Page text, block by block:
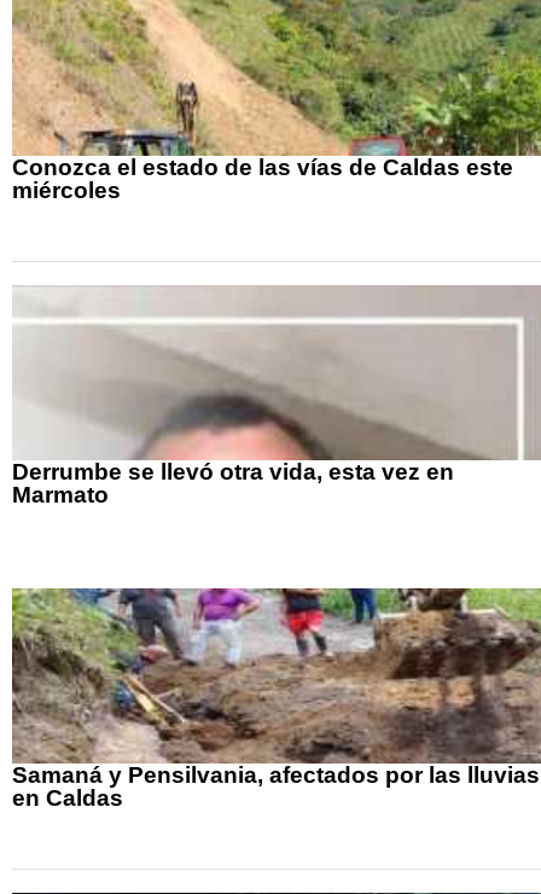
Conozca el estado de las vías de Caldas este
miércoles
Derrumbe se llevó otra vida, esta vez en
Marmato
Samaná y Pensilvania, afectados por las lluvias
en Caldas